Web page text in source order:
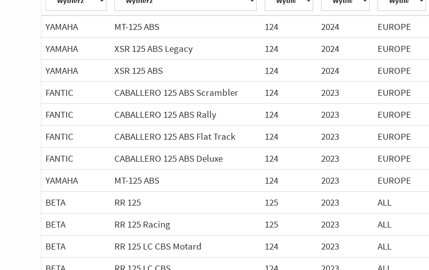
YAMAHA MT-125 ABS 124 2024
EUROPE
YAMAHA
XSR 125 ABS Legacy 124 2024
EUROPE
YAMAHA
XSR 125 ABS 124 2024
EUROPE
FANTIC
CABALLERO 125 ABS Scrambler 124 2023
EUROPE
FANTIC
CABALLERO 125 ABS Rally 124 2023
EUROPE
FANTIC
CABALLERO 125 ABS Flat Track 124 2023
EUROPE
FANTIC
CABALLERO 125 ABS Deluxe 124 2023
EUROPE
YAMAHA
MT-125 ABS 124 2023
EUROPE
BETA
RR 125 125 2023
ALL
BETA
RR 125 Racing 125 2023
ALL
BETA
RR 125 LC CBS Motard 124 2023
ALL